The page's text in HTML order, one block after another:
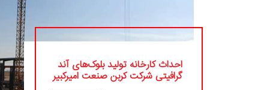
احداث کارخانه تولید بلوک‌های آند
گرافیتی شرکت کربن صنعت امیرکبیر